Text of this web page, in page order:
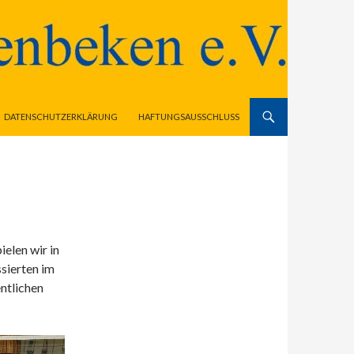
DATENSCHUTZERKLÄRUNG HAFTUNGSAUSSCHLUSS
wir in
im